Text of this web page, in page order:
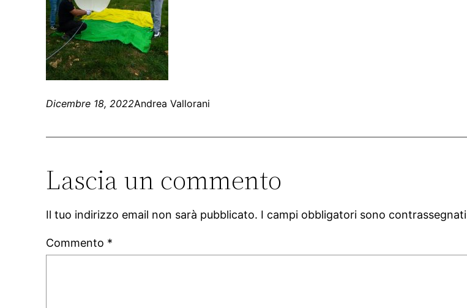
Dicembre 18, 2022Andrea Vallorani
Lascia un commento
Il tuo indirizzo email non sarà pubblicato. I campi obbligatori sono contrassegnati
Commento *